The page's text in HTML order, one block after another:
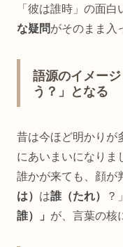
「彼は誰時」の面
な疑問がそのまま入
語源のイメー
う？」となる
昔は今ほど明かりが
にあいまいになりま
誰かが来ても、顔が
は） は誰（たれ） ？
誰）」 が、言葉の核